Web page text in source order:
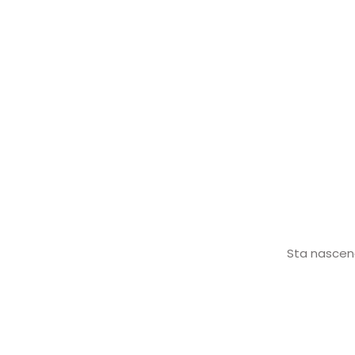
Sta